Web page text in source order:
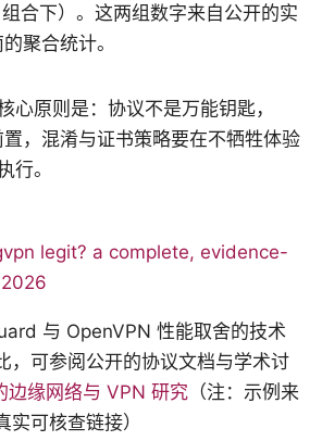
合下）。这两组数字来自公开的实
聚合统计。
心原则是：协议不是万能钥匙，
，混淆与证书策略要在不牺牲体验
行。
legit? a complete, evidence-
与 OpenVPN 性能取舍的技术
，可参阅公开的协议文档与学术讨
边缘网络与 VPN 研究 （注：示例来
实可核查链接）